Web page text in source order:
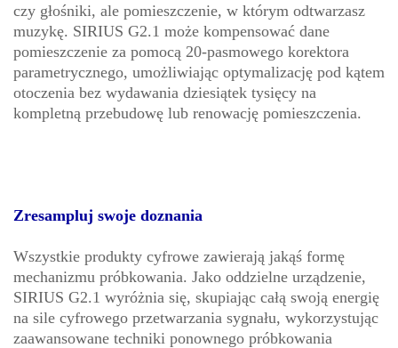
czy głośniki, ale pomieszczenie, w którym odtwarzasz
muzykę. SIRIUS G2.1 może kompensować dane
pomieszczenie za pomocą 20-pasmowego korektora
parametrycznego, umożliwiając optymalizację pod kątem
otoczenia bez wydawania dziesiątek tysięcy na
kompletną przebudowę lub renowację pomieszczenia.
Zresampluj swoje doznania
Wszystkie produkty cyfrowe zawierają jakąś formę
mechanizmu próbkowania. Jako oddzielne urządzenie,
SIRIUS G2.1 wyróżnia się, skupiając całą swoją energię
na sile cyfrowego przetwarzania sygnału, wykorzystując
zaawansowane techniki ponownego próbkowania